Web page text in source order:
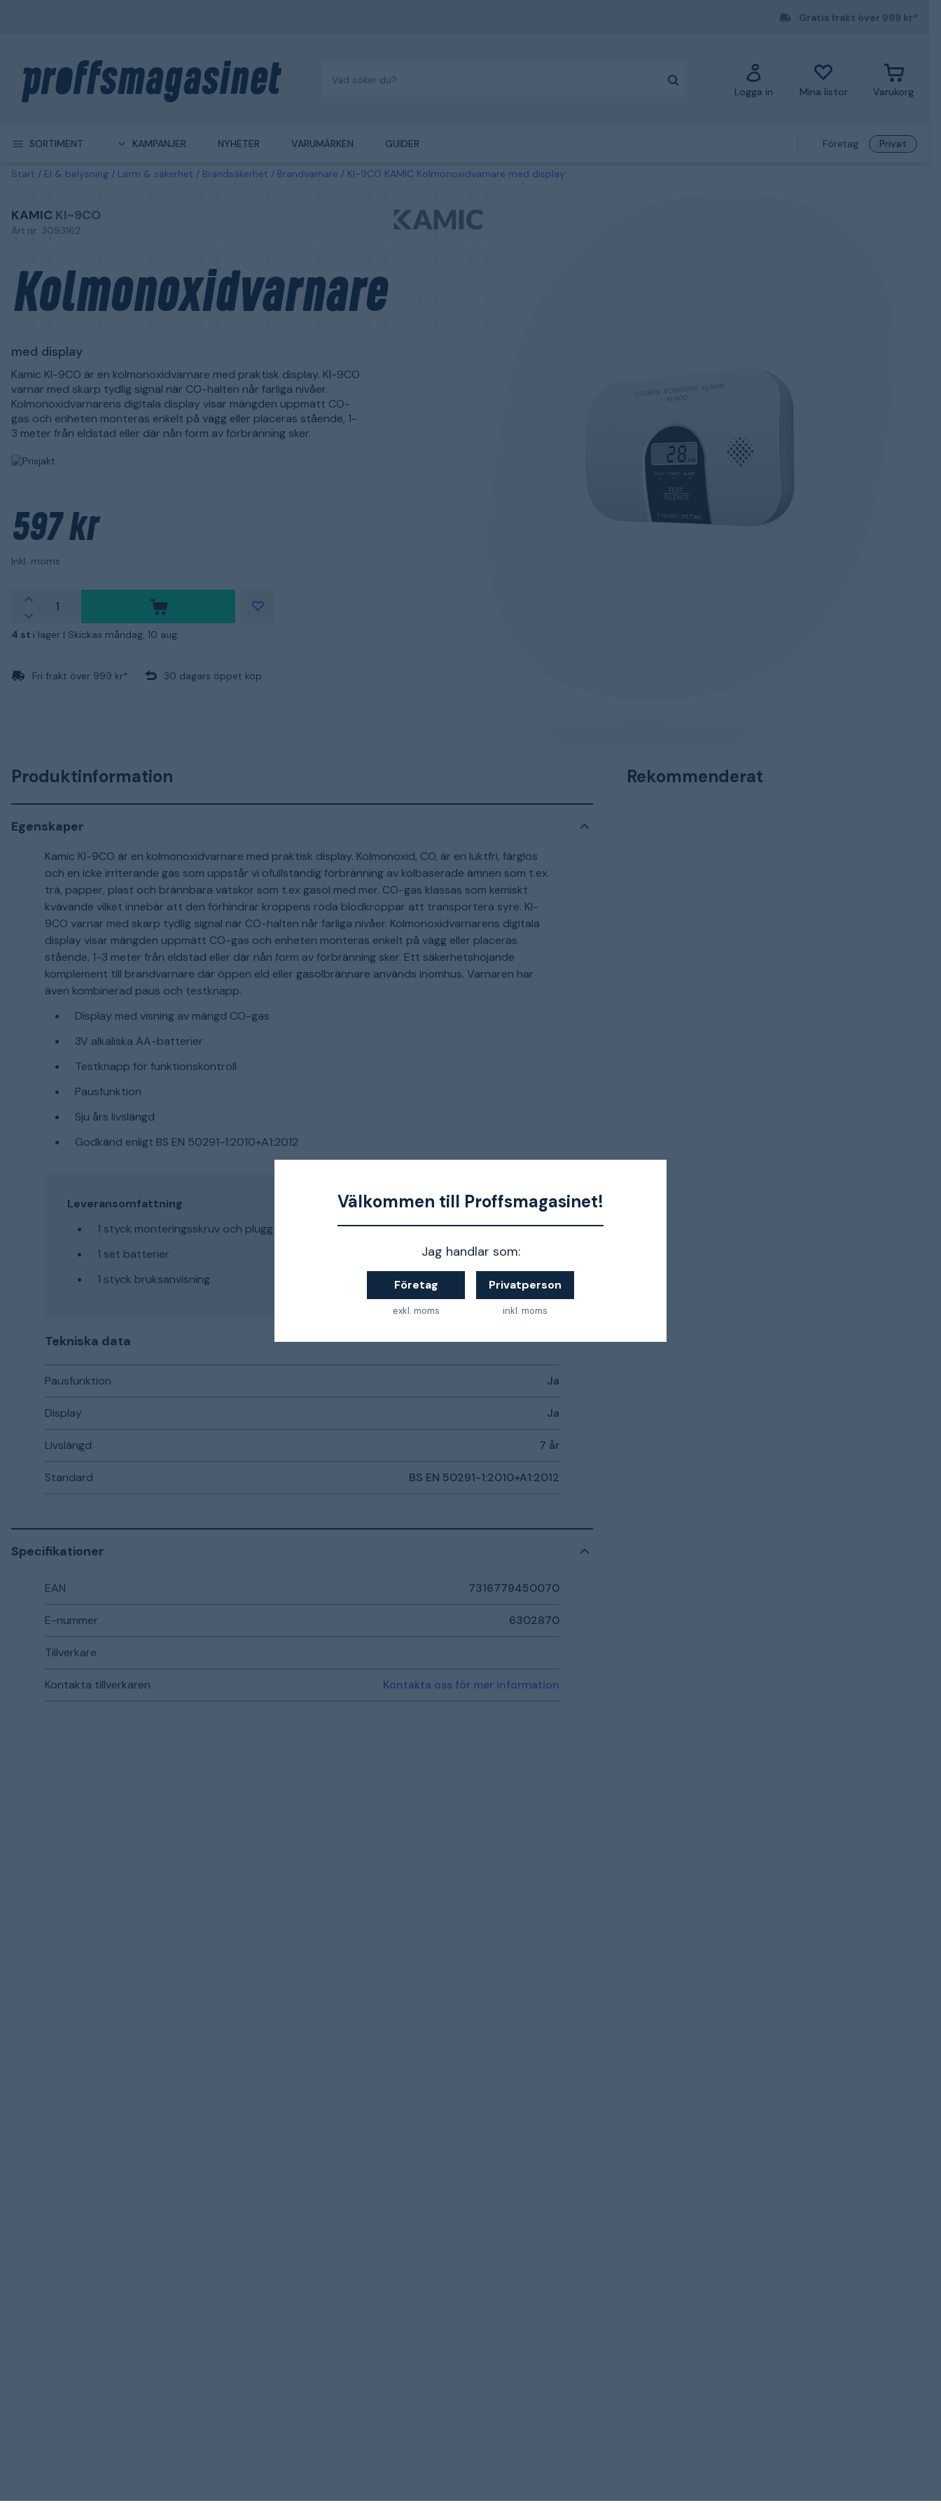
Välkommen till Proffsmagasinet!
Jag handlar som:
Företag
exkl. moms
Privatperson
inkl. moms
Gratis frakt över 999 kr*
Logga in Mina listor Varukorg
SORTIMENT KAMPANJER NYHETER VARUMÄRKEN GUIDER Företag Privat
Start El & belysning Larm & säkerhet Brandsäkerhet Brandvarnare KI-9CO KAMIC Kolmonoxidvarnare med display
KAMIC KI-9CO
Art.nr: 3093162
Kolmonoxidvarnare
med display
Kamic KI-9CO är en kolmonoxidvarnare med praktisk display. KI-9CO
varnar med skarp tydlig signal när CO-halten når farliga nivåer.
Kolmonoxidvarnarens digitala display visar mängden uppmätt CO-
gas och enheten monteras enkelt på vägg eller placeras stående, 1-
3 meter från eldstad eller där nån form av förbränning sker.
597 kr
Inkl. moms
4 st i lager | Skickas måndag, 10 aug.
Fri frakt över 999 kr* 30 dagars öppet köp
Produktinformation
Egenskaper
Kamic KI-9CO är en kolmonoxidvarnare med praktisk display. Kolmonoxid, CO, är en luktfri, färglös
och en icke irriterande gas som uppstår vi ofullständig förbränning av kolbaserade ämnen som t.ex.
trä, papper, plast och brännbara vätskor som t.ex gasol med mer. CO-gas klassas som kemiskt
kvävande vilket innebär att den förhindrar kroppens röda blodkroppar att transportera syre. KI-
9CO varnar med skarp tydlig signal när CO-halten når farliga nivåer. Kolmonoxidvarnarens digitala
display visar mängden uppmätt CO-gas och enheten monteras enkelt på vägg eller placeras
stående, 1-3 meter från eldstad eller där nån form av förbränning sker. Ett säkerhetshöjande
komplement till brandvarnare där öppen eld eller gasolbrännare används inomhus. Varnaren har
även kombinerad paus och testknapp.
Display med visning av mängd CO-gas
3V alkaliska AA-batterier
Testknapp för funktionskontroll
Pausfunktion
Sju års livslängd
Godkänd enligt BS EN 50291-1:2010+A1:2012
Leveransomfattning
1 styck monteringsskruv och plugg
1 set batterier
1 styck bruksanvisning
Tekniska data
Pausfunktion Ja
Display Ja
Livslängd 7 år
Standard BS EN 50291-1:2010+A1:2012
Specifikationer
EAN 7316779450070
E-nummer 6302870
Tillverkare
Kontakta tillverkaren Kontakta oss för mer information
Rekommenderat